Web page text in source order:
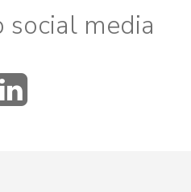
social media